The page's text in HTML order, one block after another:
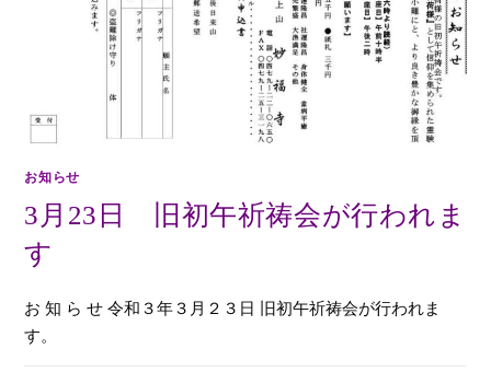
お知らせ
3月23日 旧初午祈祷会が行われま
す
お 知 ら せ 令和３年３月２３日 旧初午祈祷会が行われま
す。